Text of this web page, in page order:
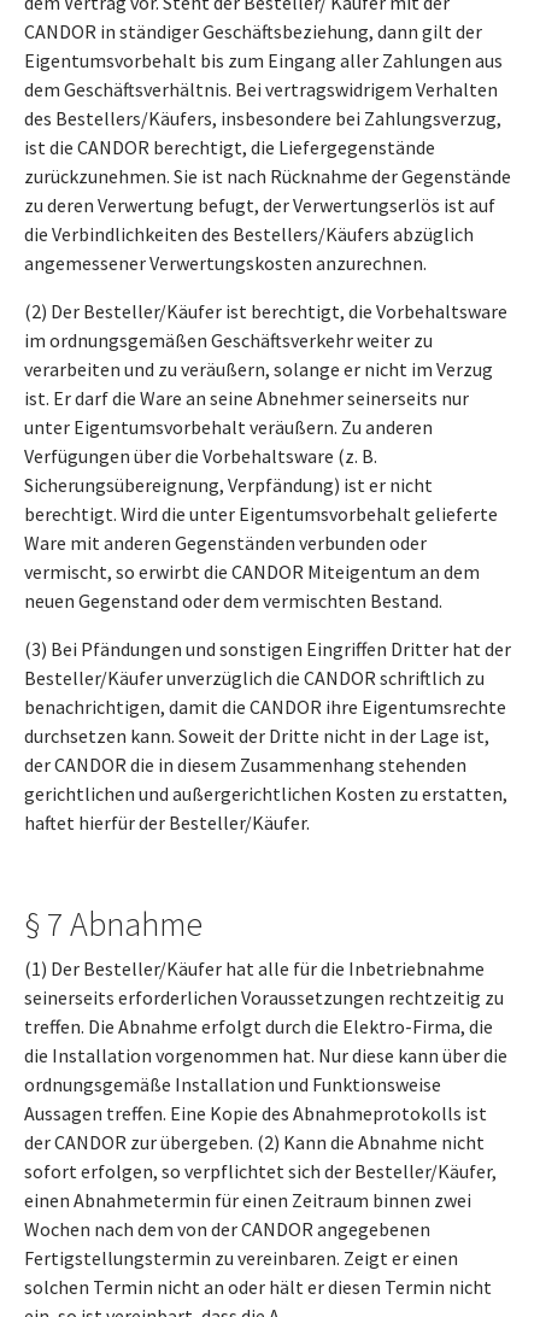
CANDOR in ständiger Geschäftsbeziehung, dann gilt der
Eigentumsvorbehalt bis zum Eingang aller Zahlungen aus
dem Geschäftsverhältnis. Bei vertragswidrigem Verhalten
des Bestellers/Käufers, insbesondere bei Zahlungsverzug,
ist die CANDOR berechtigt, die Liefergegenstände
zurückzunehmen. Sie ist nach Rücknahme der Gegenstände
zu deren Verwertung befugt, der Verwertungserlös ist auf
die Verbindlichkeiten des Bestellers/Käufers abzüglich
angemessener Verwertungskosten anzurechnen.
(2) Der Besteller/Käufer ist berechtigt, die Vorbehaltsware
im ordnungsgemäßen Geschäftsverkehr weiter zu
verarbeiten und zu veräußern, solange er nicht im Verzug
ist. Er darf die Ware an seine Abnehmer seinerseits nur
unter Eigentumsvorbehalt veräußern. Zu anderen
Verfügungen über die Vorbehaltsware (z. B.
Sicherungsübereignung, Verpfändung) ist er nicht
berechtigt. Wird die unter Eigentumsvorbehalt gelieferte
Ware mit anderen Gegenständen verbunden oder
vermischt, so erwirbt die CANDOR Miteigentum an dem
neuen Gegenstand oder dem vermischten Bestand.
(3) Bei Pfändungen und sonstigen Eingriffen Dritter hat der
Besteller/Käufer unverzüglich die CANDOR schriftlich zu
benachrichtigen, damit die CANDOR ihre Eigentumsrechte
durchsetzen kann. Soweit der Dritte nicht in der Lage ist,
der CANDOR die in diesem Zusammenhang stehenden
gerichtlichen und außergerichtlichen Kosten zu erstatten,
haftet hierfür der Besteller/Käufer.
§ 7 Abnahme
(1) Der Besteller/Käufer hat alle für die Inbetriebnahme
seinerseits erforderlichen Voraussetzungen rechtzeitig zu
treffen. Die Abnahme erfolgt durch die Elektro-Firma, die
die Installation vorgenommen hat. Nur diese kann über die
ordnungsgemäße Installation und Funktionsweise
Aussagen treffen. Eine Kopie des Abnahmeprotokolls ist
der CANDOR zur übergeben. (2) Kann die Abnahme nicht
sofort erfolgen, so verpflichtet sich der Besteller/Käufer,
einen Abnahmetermin für einen Zeitraum binnen zwei
Wochen nach dem von der CANDOR angegebenen
Fertigstellungstermin zu vereinbaren. Zeigt er einen
solchen Termin nicht an oder hält er diesen Termin nicht